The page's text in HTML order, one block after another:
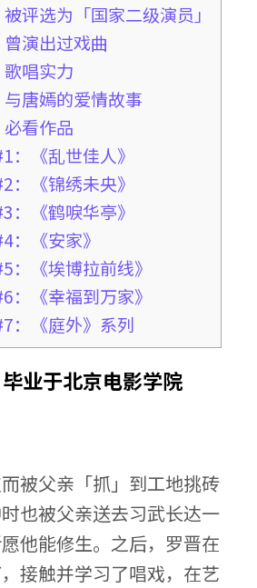
评选为「国家二级演员」
演出过戏曲
唱实力
唐嫣的爱情故事
看作品
：《乱世佳人》
：《锦绣未央》
：《鹤唳华亭》
：《安家》
：《埃博拉前线》
：《幸福到万家》
：《庭外》系列
业于北京电影学院
被父亲「抓」到工地挑砖
也被父亲送去习武长达一
他能修生。之后，罗晋在
接触并学习了唱戏，在艺